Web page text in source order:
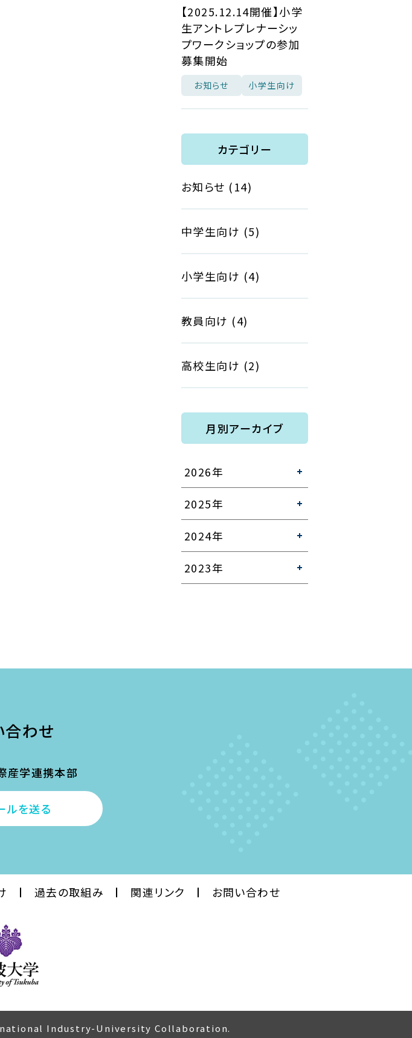
【2025.12.14開催】小学
生アントレプレナーシッ
プワークショップの参加
募集開始
お知らせ 小学生向け
カテゴリー
お知らせ (14)
中学生向け (5)
小学生向け (4)
教員向け (4)
高校生向け (2)
月別アーカイブ
2026年
2025年
2024年
2023年
合わせ
産学連携本部
ルを送る
過去の取組み 関連リンク お問い合わせ
Industry-University Collaboration.